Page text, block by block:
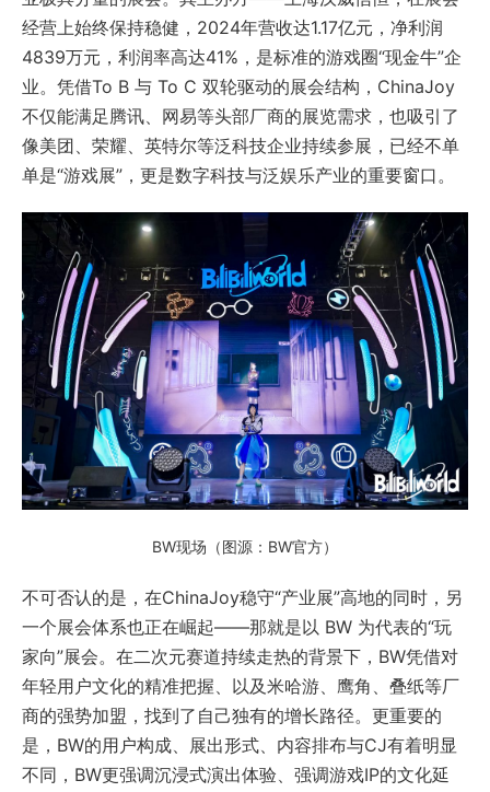
经营上始终保持稳健，2024年营收达1.17亿元，净利润
4839万元，利润率高达41%，是标准的游戏圈“现金牛”企
业。凭借To B 与 To C 双轮驱动的展会结构，ChinaJoy
不仅能满足腾讯、网易等头部厂商的展览需求，也吸引了
像美团、荣耀、英特尔等泛科技企业持续参展，已经不单
单是“游戏展”，更是数字科技与泛娱乐产业的重要窗口。
BW现场（图源：BW官方）
不可否认的是，在ChinaJoy稳守“产业展”高地的同时，另
一个展会体系也正在崛起——那就是以 BW 为代表的“玩
家向”展会。在二次元赛道持续走热的背景下，BW凭借对
年轻用户文化的精准把握、以及米哈游、鹰角、叠纸等厂
商的强势加盟，找到了自己独有的增长路径。更重要的
是，BW的用户构成、展出形式、内容排布与CJ有着明显
不同，BW更强调沉浸式演出体验、强调游戏IP的文化延